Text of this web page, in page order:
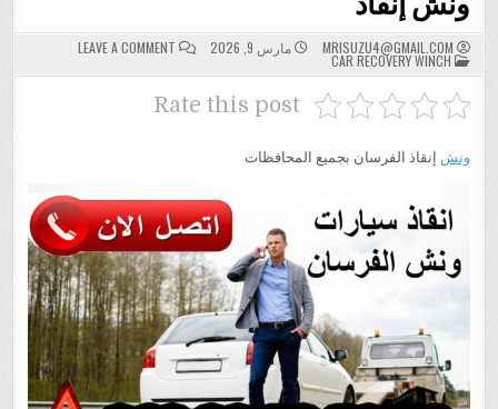
MRISUZU4@GMAIL.COM مارس 9, 2026 LEAVE A COMMENT
ON
ونش
إنقاذ
POSTED
IN
CAR RECOVERY WINCH
Rate this post
ونش إنقاذ الفرسان بجميع المحافظات